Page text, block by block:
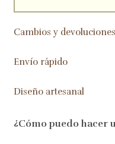
Cambios y
Envío rápido
Diseño artesanal
¿Cómo puedo hacer